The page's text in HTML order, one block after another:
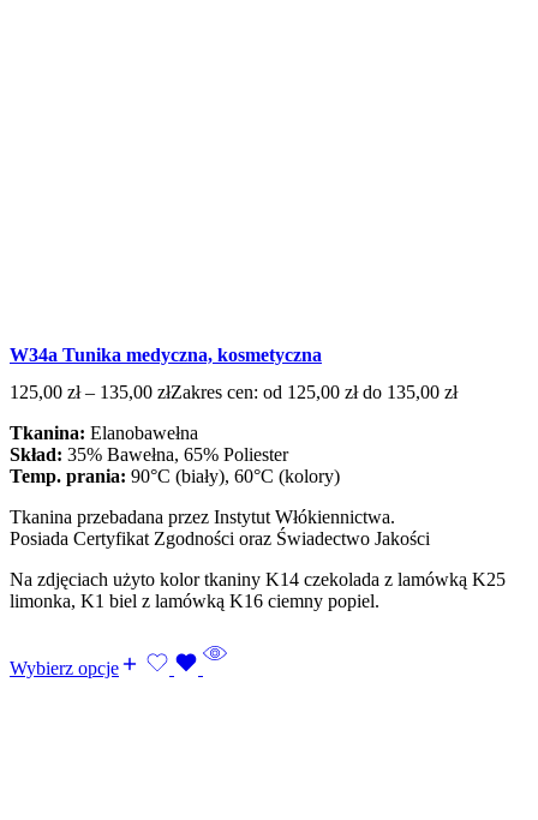
W34a Tunika medyczna, kosmetyczna
125,00 zł – 135,00 złZakres cen: od 125,00 zł do 135,00 zł
Tkanina: Elanobawełna
Skład: 35% Bawełna, 65% Poliester
Temp. prania: 90°C (biały), 60°C (kolory)
Tkanina przebadana przez Instytut Włókiennictwa.
Posiada Certyfikat Zgodności oraz Świadectwo Jakości
Na zdjęciach użyto kolor tkaniny K14 czekolada z lamówką K25
limonka, K1 biel z lamówką K16 ciemny popiel.
Wybierz opcje